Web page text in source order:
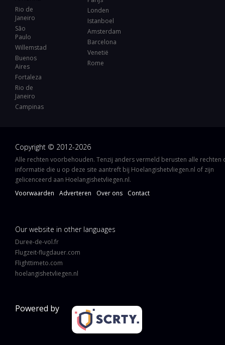
Rio de
Janeiro
São
Paulo
Willemstad
Buenos
Aires
Fortaleza
Rio de
Janeiro
Campinas
Londen
Istanboel
Amsterdam
Barcelona
Venetië
Rome
Copyright © 2012-2026
Alle rechten voorbehouden. Tenzij anders vermeld berusten alle rechten
informatie die u op deze site aantreft bij Hoelangishetvliegen.nl of zijn
gelicenceerd aan Hoelangishetvliegen.nl.
Voorwaarden
Adverteren Over ons Contact
Our website in other languages
Duree-de-vol.fr
Flugzeit-flugdauer.com
Flighttimeto.com
hoelangishetvliegen.nl
Powered by